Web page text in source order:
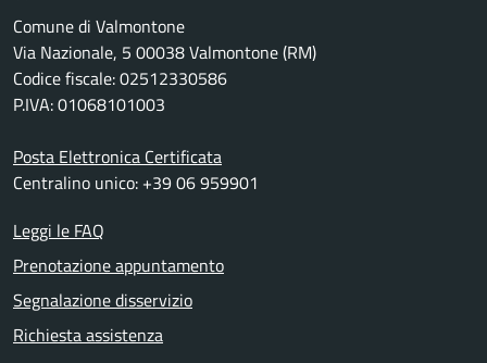
Comune di Valmontone
Via Nazionale, 5 00038 Valmontone (RM)
Codice fiscale: 02512330586
P.IVA: 01068101003
Posta Elettronica Certificata
Centralino unico: +39 06 959901
Leggi le FAQ
Prenotazione appuntamento
Segnalazione disservizio
Richiesta assistenza